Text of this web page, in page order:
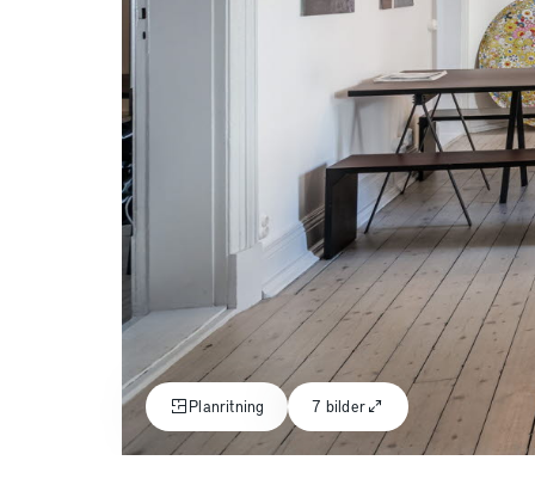
Planritning 7 bilder